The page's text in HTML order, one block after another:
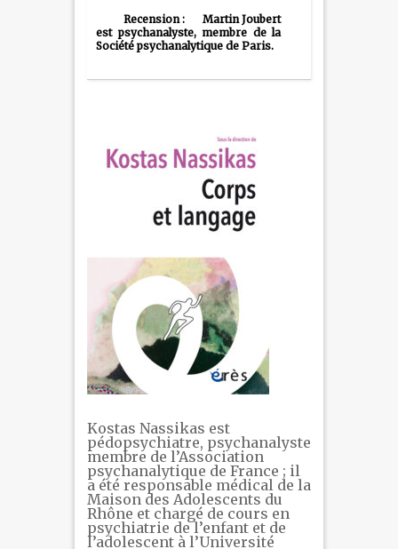
Recension :
Martin Joubert
est psychanalyste, membre de la
Société psychanalytique de Paris.
Kostas Nassikas est
pédopsychiatre, psychanalyste
membre de l’Association
psychanalytique de France ; il
a été responsable médical de la
Maison des Adolescents du
Rhône et chargé de cours en
psychiatrie de l’enfant et de
l’adolescent à l’Université